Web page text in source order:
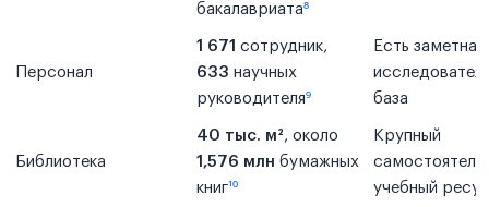
бакалавриата⁸
Персонал
1 671 сотрудник,
633 научных
руководителя⁹
Есть заметная
база
Библиотека
40 тыс. м², около
1,576 млн бумажных
книг¹⁰
Крупный
учебный